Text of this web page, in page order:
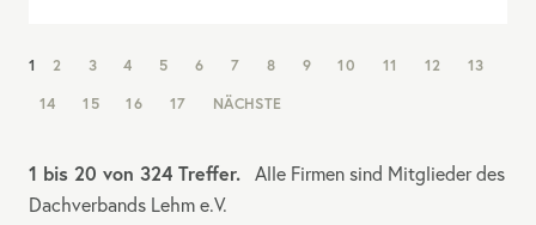
NAV:
1 2 3 4 5 6 7 8 9 10 11 12
13
14
15 16 17 NÄCHSTE
1 bis 20 von 324 Treffer. Alle Firmen sind Mitglieder des
Dachverbands Lehm e.V.